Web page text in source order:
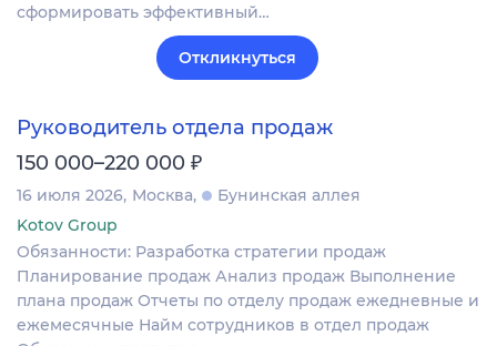
сформировать эффективный…
Откликнуться
Руководитель отдела продаж
150 000–220 000 ₽
16 июля 2026 Москва
Бунинская аллея
Kotov Group
Обязанности: Разработка стратегии продаж
Планирование продаж Анализ продаж Выполнение
плана продаж Отчеты по отделу продаж ежедневные и
ежемесячные Найм сотрудников в отдел продаж